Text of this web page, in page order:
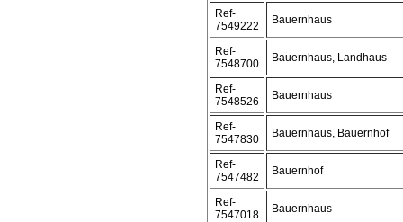
Ref-
7549222
Bauernhaus
Ref-
7548700
Bauernhaus, Landhaus
Ref-
7548526
Bauernhaus
Ref-
7547830
Bauernhaus, Bauernhof
Ref-
7547482
Bauernhof
Ref-
7547018
Bauernhaus